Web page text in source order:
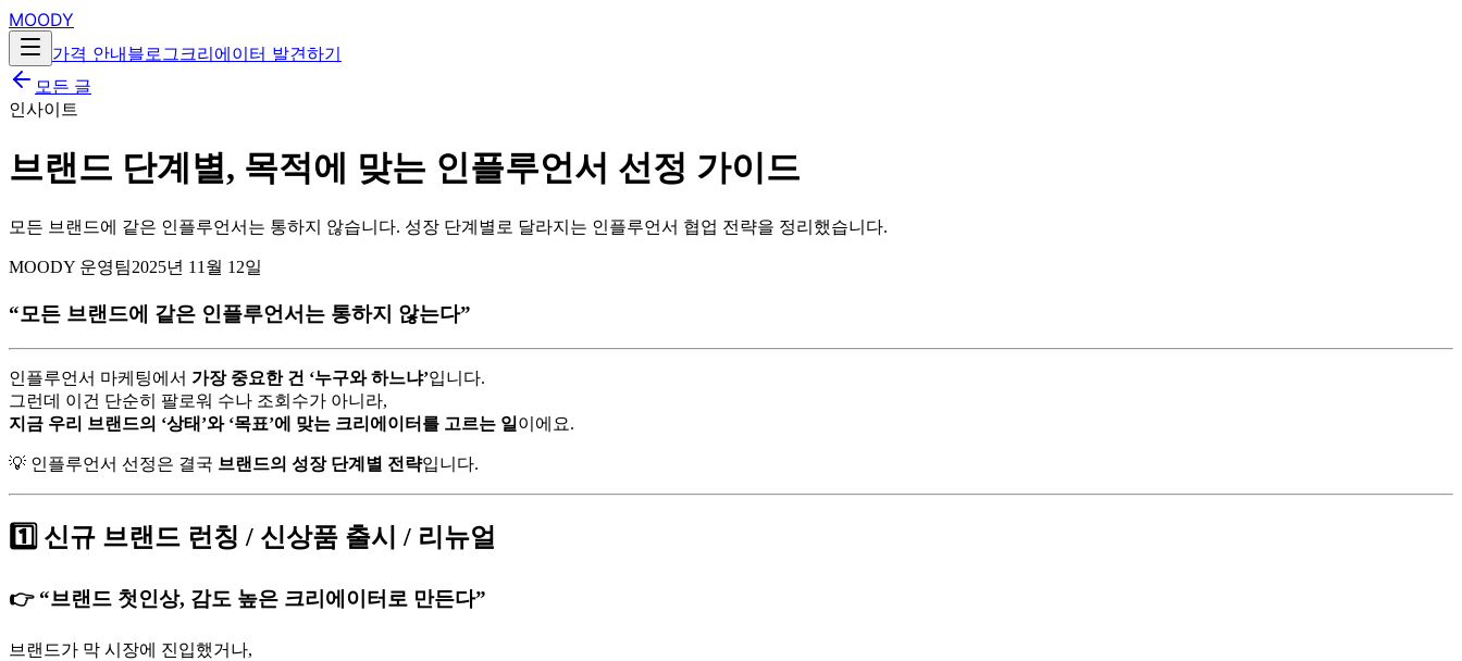
MOODY
가격 안내블로그크리에이터 발견하기
모든 글
인사이트
브랜드 단계별, 목적에 맞는 인플루언서 선정 가이드
모든 브랜드에 같은 인플루언서는 통하지 않습니다. 성장 단계별로 달라지는 인플루언서 협업 전략을 정리했습니다.
MOODY 운영팀2025년 11월 12일
“모든 브랜드에 같은 인플루언서는 통하지 않는다”
인플루언서 마케팅에서 가장 중요한 건 ‘누구와 하느냐’입니다.
그런데 이건 단순히 팔로워 수나 조회수가 아니라,
지금 우리 브랜드의 ‘상태’와 ‘목표’에 맞는 크리에이터를 고르는 일 이에요.
💡 인플루언서 선정은 결국 브랜드의 성장 단계별 전략입니다.
1️⃣ 신규 브랜드 런칭 / 신상품 출시 / 리뉴얼
👉 “브랜드 첫인상, 감도 높은 크리에이터로 만든다”
브랜드가 막 시장에 진입했거나,